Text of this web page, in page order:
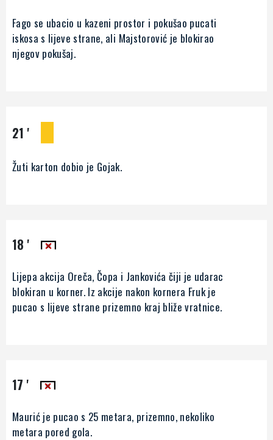
Fago se ubacio u kazeni prostor i pokušao pucati
iskosa s lijeve strane, ali Majstorović je blokirao
njegov pokušaj.
21 '
Žuti karton dobio je Gojak.
18 '
Lijepa akcija Oreča, Čopa i Jankovića čiji je udarac
blokiran u korner. Iz akcije nakon kornera Fruk je
pucao s lijeve strane prizemno kraj bliže vratnice.
17 '
Maurić je pucao s 25 metara, prizemno, nekoliko
metara pored gola.